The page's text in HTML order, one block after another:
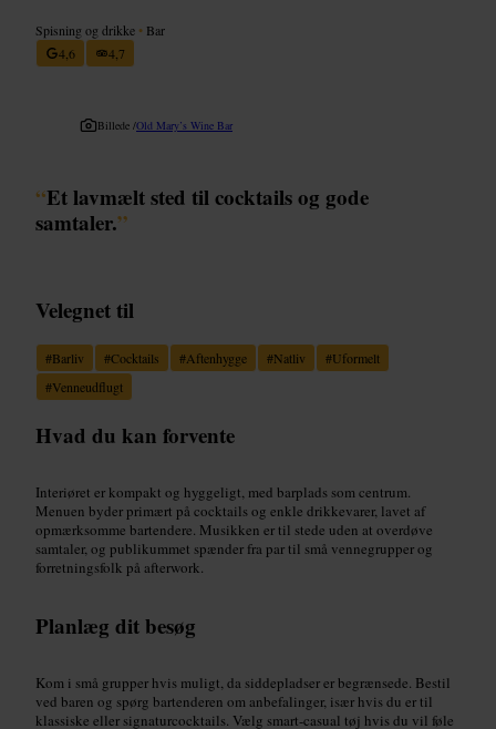
Spisning og drikke • Bar
4,6
4,7
Billede /Old Mary’s Wine Bar
“Et lavmælt sted til cocktails og gode
samtaler.”
Velegnet til
#Barliv #Cocktails #Aftenhygge #Natliv #Uformelt
#Venneudflugt
Hvad du kan forvente
Interiøret er kompakt og hyggeligt, med barplads som centrum.
Menuen byder primært på cocktails og enkle drikkevarer, lavet af
opmærksomme bartendere. Musikken er til stede uden at overdøve
samtaler, og publikummet spænder fra par til små vennegrupper og
forretningsfolk på afterwork.
Planlæg dit besøg
Kom i små grupper hvis muligt, da siddepladser er begrænsede. Bestil
ved baren og spørg bartenderen om anbefalinger, især hvis du er til
klassiske eller signaturcocktails. Vælg smart-casual tøj hvis du vil føle